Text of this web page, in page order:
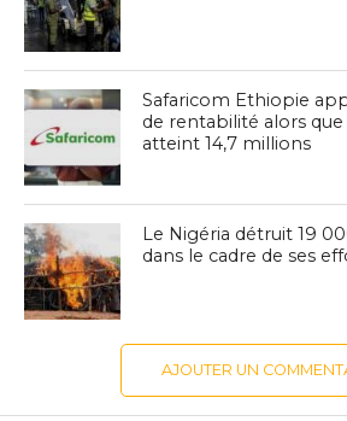
Safaricom Ethiopie
de rentabilité alors
atteint 14,7 millions
Le Nigéria détruit 19
dans le cadre de ses
AJOUTER UN